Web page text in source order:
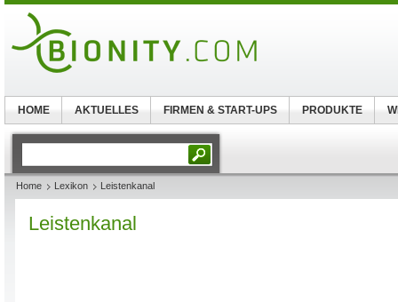
Home Lexikon Leistenkanal
Leistenkanal
HOME AKTUELLES FIRMEN & START-UPS PRODUKTE